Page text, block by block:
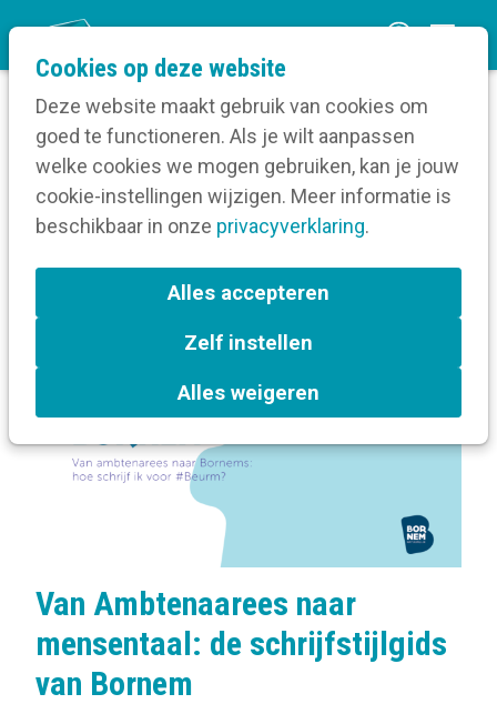
Cookies op deze website
Deze website maakt gebruik van cookies om
goed te functioneren. Als je wilt aanpassen
welke cookies we mogen gebruiken, kan je jouw
cookie-instellingen wijzigen. Meer informatie is
beschikbaar in onze privacyverklaring.
Alles accepteren
Zelf instellen
Alles weigeren
n
m
Home
Antwoorden per label
Van Ambtenaarees naar
mensentaal: de schrijfstijlgids
van Bornem